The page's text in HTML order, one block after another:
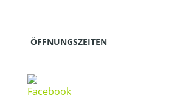
ÖFFNUNGSZEITEN